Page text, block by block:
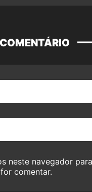
neste navegador
comentar.